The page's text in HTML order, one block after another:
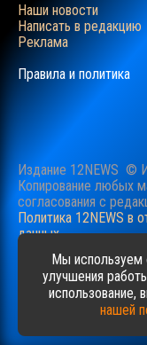
Наши новости
Написать в редакцию
Реклама
Правила и политика
Издание 12NEWS ©
Копирование любых
согласования c
Политика 12NEWS в
данных
Наш сайт
пользовательского
вы соглашаетесь с
Мы используем
улучшения
использование,
нашей